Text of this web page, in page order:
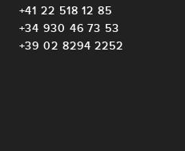
+41 22 518 12 85
+34 930 46 73 53
+39 02 8294 2252